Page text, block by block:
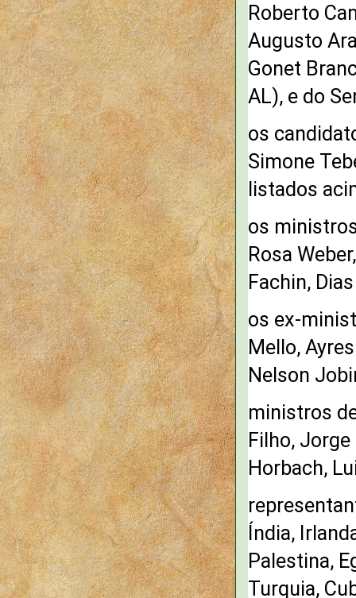
Roberto
Augusto
Gonet
AL), e do
os
Simone
listados
os
Rosa
Fachin,
os ex-
Mello,
Nelson
ministros
Filho,
Horbach,
Índia,
Palestina,
Turquia,